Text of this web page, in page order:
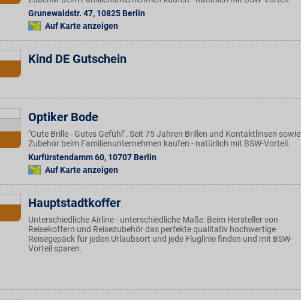
Grunewaldstr. 47, 10825 Berlin
Auf Karte anzeigen
Kind DE Gutschein
Optiker Bode
"Gute Brille - Gutes Gefühl". Seit 75 Jahren Brillen und Kontaktlinsen sowie
Zubehör beim Familienunternehmen kaufen - natürlich mit BSW-Vorteil.
Kurfürstendamm 60, 10707 Berlin
Auf Karte anzeigen
Hauptstadtkoffer
Unterschiedliche Airline - unterschiedliche Maße: Beim Hersteller von
Reisekoffern und Reisezubehör das perfekte qualitativ hochwertige
Reisegepäck für jeden Urlaubsort und jede Fluglinie finden und mit BSW-
Vorteil sparen.